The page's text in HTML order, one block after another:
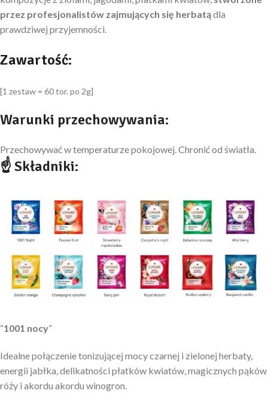
przez profesjonalistów zajmujących się herbatądla
prawdziwej przyjemności.
Zawartość:
[1 zestaw = 60 tor. po 2g]
Warunki przechowywania:
Przechowywać w temperaturze pokojowej. Chronić od światła.
☝ Składniki:
“1001 nocy”
Idealne połączenie tonizującej mocy czarnej i zielonej herbaty,
energii jabłka, delikatności płatków kwiatów, magicznych pąków
róży i akordu akordu winogron.